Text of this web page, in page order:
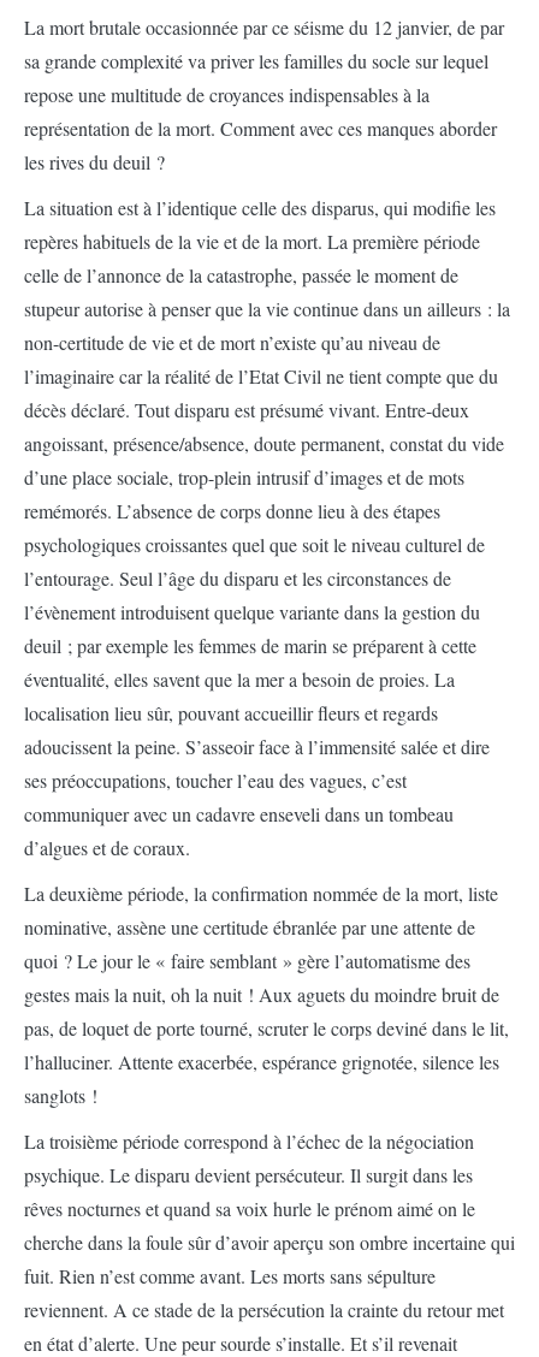
La mort brutale occasionnée par ce séisme du 12 janvier, de par
sa grande complexité va priver les familles du socle sur lequel
repose une multitude de croyances indispensables à la
représentation de la mort. Comment avec ces manques aborder
les rives du deuil ?
La situation est à l’identique celle des disparus, qui modifie les
repères habituels de la vie et de la mort. La première période
celle de l’annonce de la catastrophe, passée le moment de
stupeur autorise à penser que la vie continue dans un ailleurs : la
non-certitude de vie et de mort n’existe qu’au niveau de
l’imaginaire car la réalité de l’Etat Civil ne tient compte que du
décès déclaré. Tout disparu est présumé vivant. Entre-deux
angoissant, présence/absence, doute permanent, constat du vide
d’une place sociale, trop-plein intrusif d’images et de mots
remémorés. L’absence de corps donne lieu à des étapes
psychologiques croissantes quel que soit le niveau culturel de
l’entourage. Seul l’âge du disparu et les circonstances de
l’évènement introduisent quelque variante dans la gestion du
deuil ; par exemple les femmes de marin se préparent à cette
éventualité, elles savent que la mer a besoin de proies. La
localisation lieu sûr, pouvant accueillir fleurs et regards
adoucissent la peine. S’asseoir face à l’immensité salée et dire
ses préoccupations, toucher l’eau des vagues, c’est
communiquer avec un cadavre enseveli dans un tombeau
d’algues et de coraux.
La deuxième période, la confirmation nommée de la mort, liste
nominative, assène une certitude ébranlée par une attente de
quoi ? Le jour le « faire semblant » gère l’automatisme des
gestes mais la nuit, oh la nuit ! Aux aguets du moindre bruit de
pas, de loquet de porte tourné, scruter le corps deviné dans le lit,
l’halluciner. Attente exacerbée, espérance grignotée, silence les
sanglots !
La troisième période correspond à l’échec de la négociation
psychique. Le disparu devient persécuteur. Il surgit dans les
rêves nocturnes et quand sa voix hurle le prénom aimé on le
cherche dans la foule sûr d’avoir aperçu son ombre incertaine qui
fuit. Rien n’est comme avant. Les morts sans sépulture
reviennent. A ce stade de la persécution la crainte du retour met
en état d’alerte. Une peur sourde s’installe. Et s’il revenait